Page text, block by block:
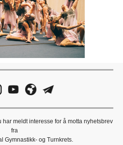
meldt interesse for å motta nyhetsbrev
fra
Gymnastikk- og Turnkrets.